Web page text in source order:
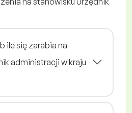
ile się zarabia na
administracji w kraju